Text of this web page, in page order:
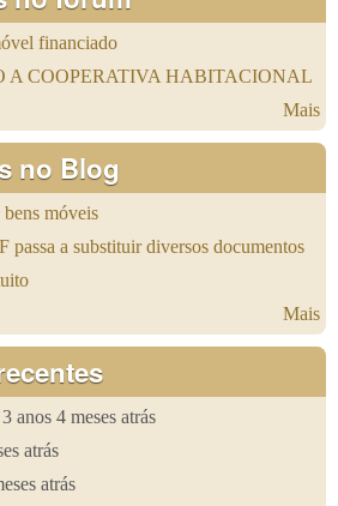
financiado
A COOPERATIVA HABITACIONAL
Mais
no Blog
móveis
passa a substituir diversos documentos
Mais
3 anos 4 meses atrás
atrás
atrás